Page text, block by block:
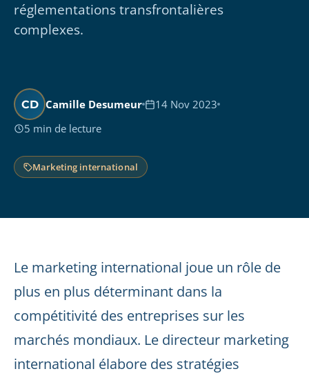
réglementations transfrontalières
complexes.
CD Camille Desumeur
14 Nov 2023
5 min de lecture
Marketing international
Le marketing international joue un rôle de
plus en plus déterminant dans la
compétitivité des entreprises sur les
marchés mondiaux. Le directeur marketing
international élabore des stratégies